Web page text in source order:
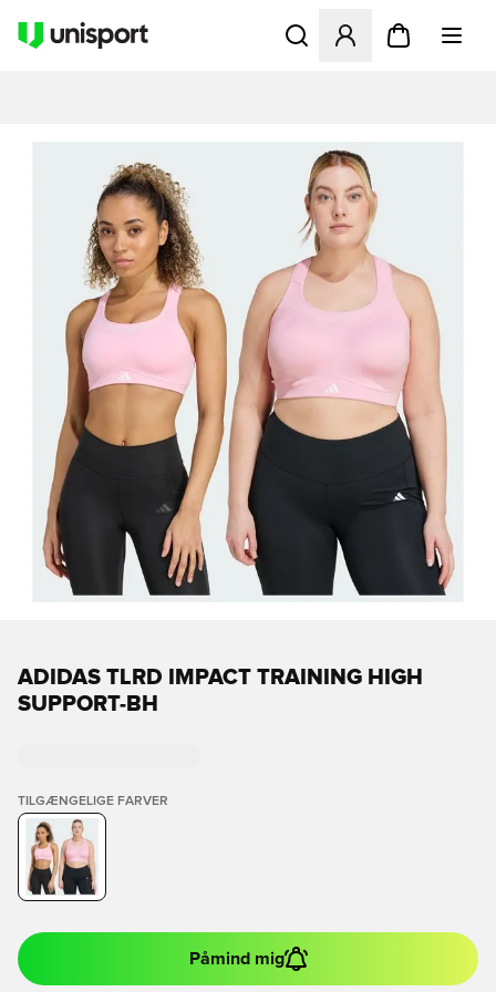
Åbner en Modal til at
ADIDAS TLRD IMPACT TRAINING HIGH
SUPPORT-BH
TILGÆNGELIGE FARVER
Påmind mig